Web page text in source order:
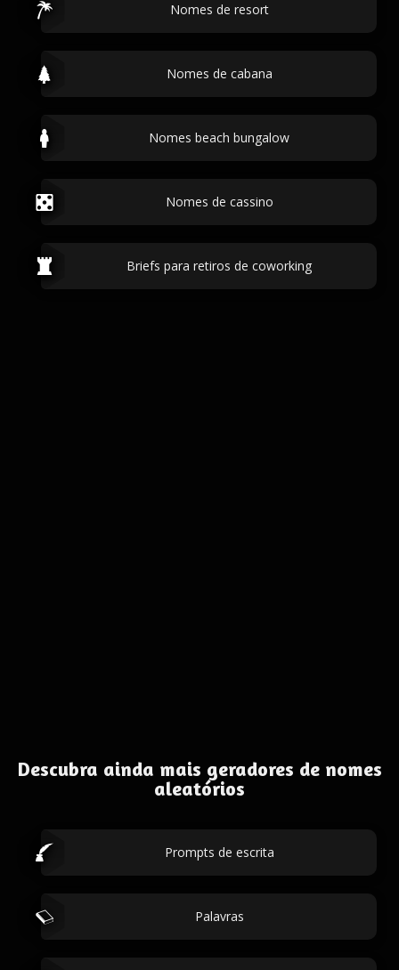
Nomes de resort
Nomes de cabana
Nomes beach bungalow
Nomes de cassino
Briefs para retiros de coworking
Descubra ainda mais geradores de nomes
aleatórios
Prompts de escrita
Palavras